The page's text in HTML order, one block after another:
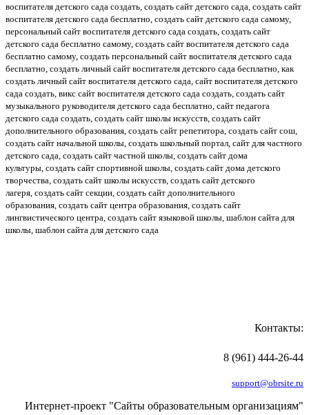
воспитателя детского сада создать, создать сайт детского сада, создать сайт
воспитателя детского сада бесплатно, создать сайт детского сада самому,
персональный сайт воспитателя детского сада создать, создать сайт
детского сада бесплатно самому, создать сайт воспитателя детского сада
бесплатно самому, создать персональный сайт воспитателя детского сада
бесплатно, создать личный сайт воспитателя детского сада бесплатно, как
создать личный сайт воспитателя детского сада, сайт воспитателя детского
сада создать, викс сайт воспитателя детского сада создать, создать сайт
музыкального руководителя детского сада бесплатно, сайт педагога
детского сада создать, создать сайт школы искусств, создать сайт
дополнительного образования, создать сайт репетитора, создать сайт сош,
создать сайт начальной школы, создать школьный портал, сайт для частного
детского сада, создать сайт частной школы, создать сайт дома
культуры, создать сайт спортивной школы, создать сайт дома детского
творчества, создать сайт школы искусств, создать сайт детского
лагеря, создать сайт секции, создать сайт дополнительного
образования, создать сайт центра образования, создать сайт
лингвистического центра, создать сайт языковой школы, шаблон сайта для
школы, шаблон сайта для детского сада
Контакты:
8 (961) 444-26-44
support@obrsite.ru
Интернет-проект "Сайты образовательным организациям"